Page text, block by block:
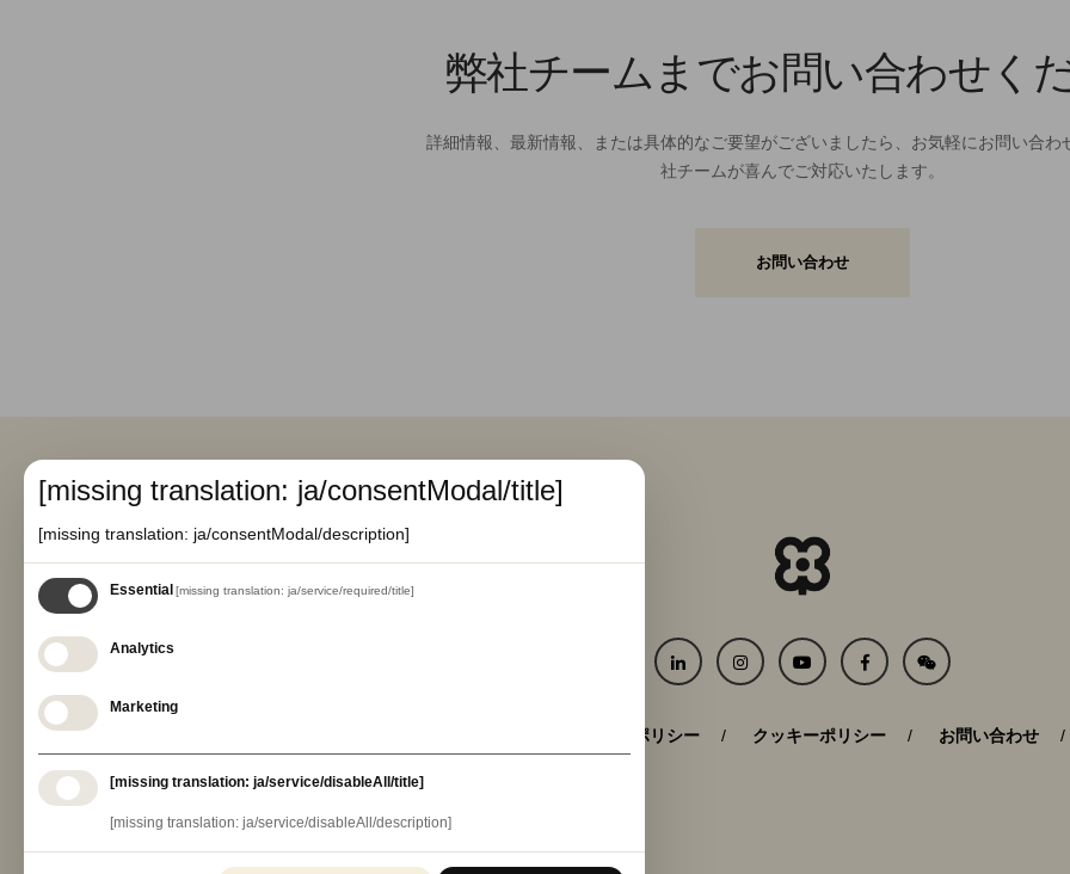
弊社チームまでお問い合わせく
詳細情報、最新情報、または具体的なご要望がございましたら、お気軽にお問い合わ
社チームが喜んでご対応いたします。
お問い合わせ
プライバシーポリシー クッキーポリシー お問い合わせ
[missing translation: ja/consentModal/title]
[missing translation: ja/consentModal/description]
Essential[missing translation: ja/service/required/title]
Analytics
Marketing
[missing translation: ja/service/disableAll/title]
[missing translation: ja/service/disableAll/description]